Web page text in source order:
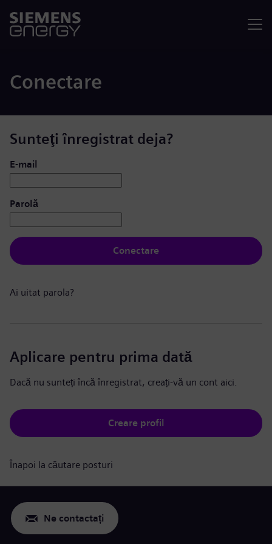
Conectare
Sunteţi înregistrat deja?
Conectare: utilizator și parolă
E-mail
Parolă
Conectare
Ai uitat parola?
Aplicare pentru prima dată
Dacă nu sunteți încă înregistrat, creați-vă un cont aici.
Creare profil
Înapoi la căutare posturi
Ne contactați